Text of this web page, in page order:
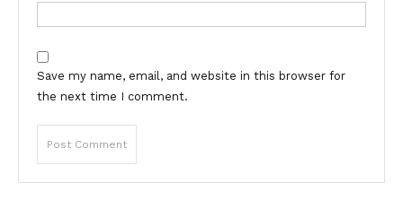
Save my name, email, and website in this browser for
the next time I comment.